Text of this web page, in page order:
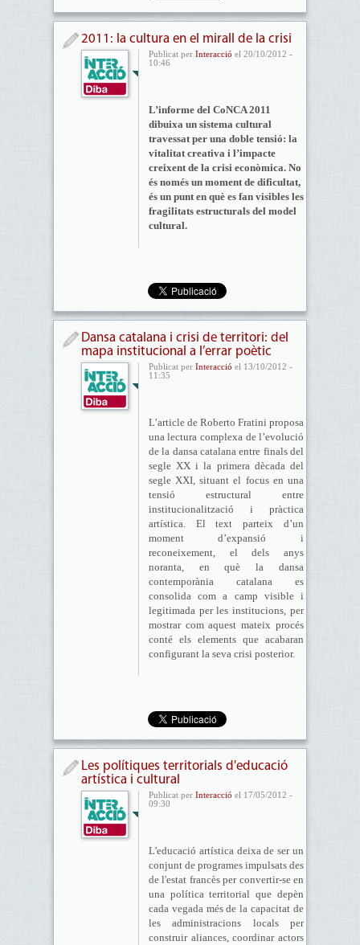
2011: la cultura en el mirall de la crisi
Publicat per Interacció el 20/10/2012 -
10:46
L’informe del CoNCA 2011
dibuixa un sistema cultural
travessat per una doble tensió: la
vitalitat creativa i l’impacte
creixent de la crisi econòmica. No
és només un moment de dificultat,
és un punt en què es fan visibles les
fragilitats estructurals del model
cultural.
Dansa catalana i crisi de territori: del
mapa institucional a l’errar poètic
Publicat per Interacció el 13/10/2012 -
11:35
L’article de Roberto Fratini proposa
una lectura complexa de l’evolució
de la dansa catalana entre finals del
segle XX i la primera dècada del
segle XXI, situant el focus en una
tensió estructural entre
institucionalització i pràctica
artística. El text parteix d’un
moment d’expansió i
reconeixement, el dels anys
noranta, en què la dansa
contemporània catalana es
consolida com a camp visible i
legitimada per les institucions, per
mostrar com aquest mateix procés
conté els elements que acabaran
configurant la seva crisi posterior.
Les polítiques territorials d'educació
artística i cultural
Publicat per Interacció el 17/05/2012 -
09:30
L'educació artística deixa de ser un
conjunt de programes impulsats des
de l'estat francès per convertir-se en
una política territorial que depèn
cada vegada més de la capacitat de
les administracions locals per
construir aliances, coordinar actors